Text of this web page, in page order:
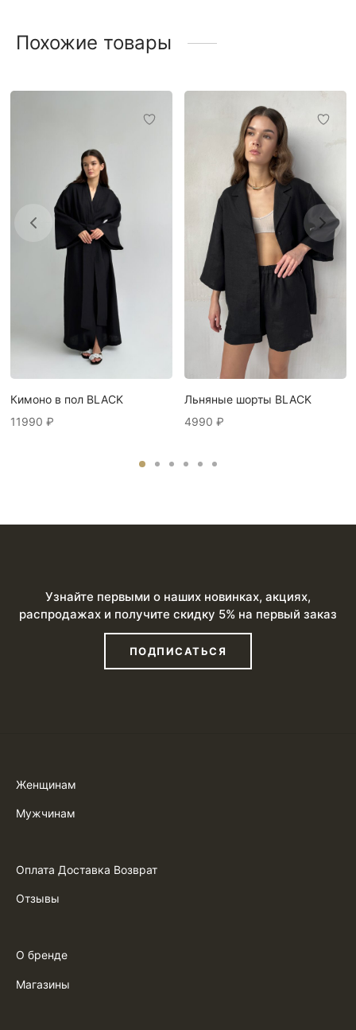
Похожие товары
Кимоно в пол BLACK
11990 ₽
Льняные шорты BLACK
4990 ₽
Узнайте первыми о наших новинках, акциях,
распродажах и получите скидку 5% на первый заказ
ПОДПИСАТЬСЯ
Женщинам
Мужчинам
Оплата Доставка Возврат
Отзывы
О бренде
Магазины